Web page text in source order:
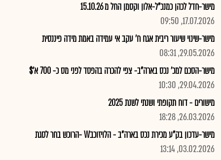
מישר-חדל לכהן כמנכ"ל-אלון וקסמן החל מ 15.10.26
17.07.2026, 09:50
מישר-שינוי שיעור ריבית אגח ח' עקב אי עמידה באמת מידה פיננסית
29.05.2026, 08:31
מישר-הסכם למכ' נכס בארה"ב- צפי להכרה בהפסד לפני מס כ- 700 א'$
29.04.2026, 10:30
מישורים - דוח תקופתי ושנתי לשנת 2025
26.03.2026, 18:28
מישר-עדכון בק"ע מכירת נכס בארה"ב - הלויזוכבW -הרוכש בחר לסגת
03.02.2026, 13:14